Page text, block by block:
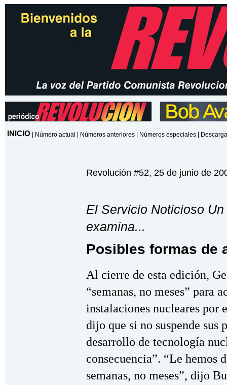
INICIO Número actual Números anteriores Números especiales
Revolución #52, 25 de junio de
El Servicio Noticioso
examina...
Posibles formas de
Al cierre de esta edición,
“semanas, no meses” para
instalaciones nucleares por
dijo que si no suspende sus
desarrollo de tecnología
consecuencia”. “Le hemos
semanas, no meses”, dijo